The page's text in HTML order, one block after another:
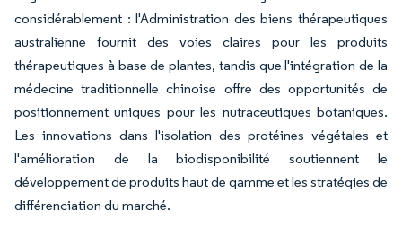
considérablement : l'Administration des biens thérapeutiques
australienne fournit des voies claires pour les produits
thérapeutiques à base de plantes, tandis que l'intégration de la
médecine traditionnelle chinoise offre des opportunités de
positionnement uniques pour les nutraceutiques botaniques.
Les innovations dans l'isolation des protéines végétales et
l'amélioration de la biodisponibilité soutiennent le
développement de produits haut de gamme et les stratégies de
différenciation du marché.